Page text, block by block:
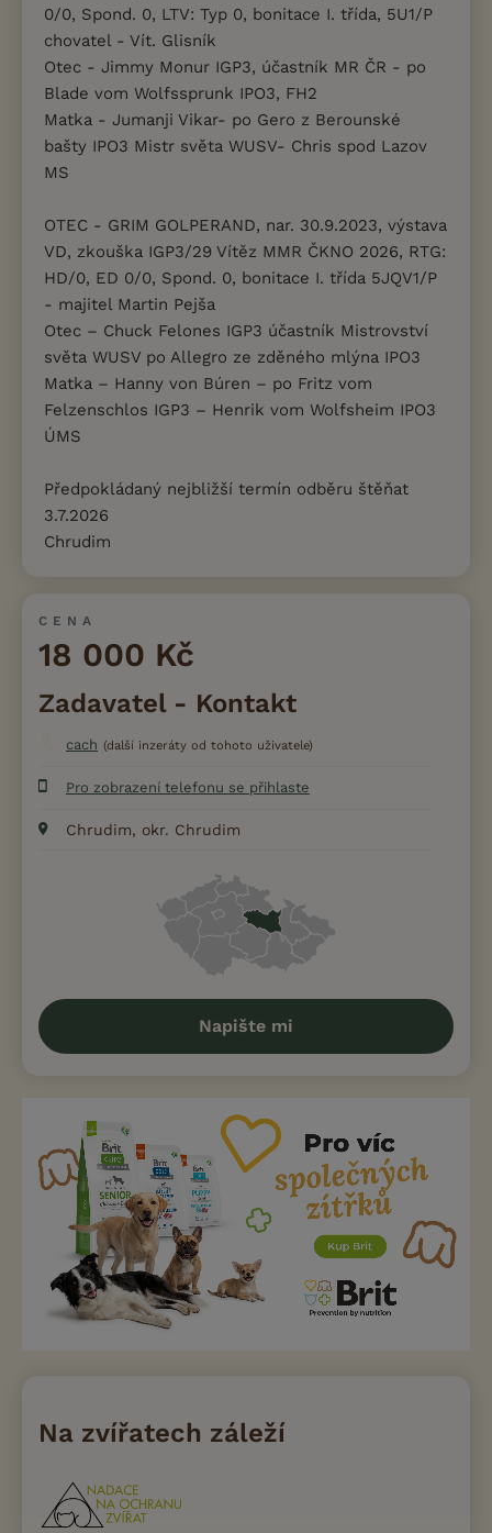
0/0, Spond. 0, LTV: Typ 0, bonitace I. třída, 5U1/P
chovatel - Vít. Glisník
Otec - Jimmy Monur IGP3, účastník MR ČR - po
Blade vom Wolfssprunk IPO3, FH2
Matka - Jumanji Vikar- po Gero z Berounské
bašty IPO3 Mistr světa WUSV- Chris spod Lazov
MS
OTEC - GRIM GOLPERAND, nar. 30.9.2023, výstava
VD, zkouška IGP3/29 Vítěz MMR ČKNO 2026, RTG:
HD/0, ED 0/0, Spond. 0, bonitace I. třída 5JQV1/P
- majitel Martin Pejša
Otec – Chuck Felones IGP3 účastník Mistrovství
světa WUSV po Allegro ze zděného mlýna IPO3
Matka – Hanny von Búren – po Fritz vom
Felzenschlos IGP3 – Henrik vom Wolfsheim IPO3
ÚMS
Předpokládaný nejbližší termín odběru štěňat
3.7.2026
Chrudim
CENA
18 000 Kč
Zadavatel - Kontakt
cach (další inzeráty od tohoto uživatele)
Pro zobrazení telefonu se přihlaste
Chrudim, okr. Chrudim
Napište mi
Na zvířatech záleží